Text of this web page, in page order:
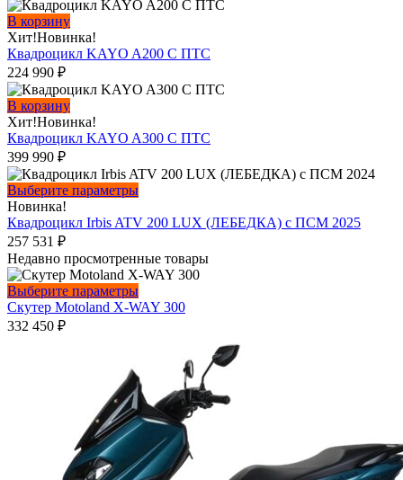
В корзину
Хит!Новинка!
Квадроцикл KAYO A200 С ПТС
224 990 ₽
В корзину
Хит!Новинка!
Квадроцикл KAYO A300 С ПТС
399 990 ₽
Выберите параметрыЭтот
имеет
вариаций.
Опции
можно
выбрать
на
Новинка!
Квадроцикл Irbis ATV 200 LUX (ЛЕБЕДКА) с ПСМ 2025
257 531 ₽
Недавно просмотренные товары
Выберите параметрыЭтот
товар
можно
выбрать
на
странице
товара.
Скутер Motoland X-WAY 300
332 450 ₽